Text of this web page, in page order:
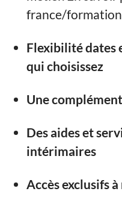
france/formation
Flexibilité dates
qui choisissez
Une
Des aides et
intérimaires
Accès exclusifs à